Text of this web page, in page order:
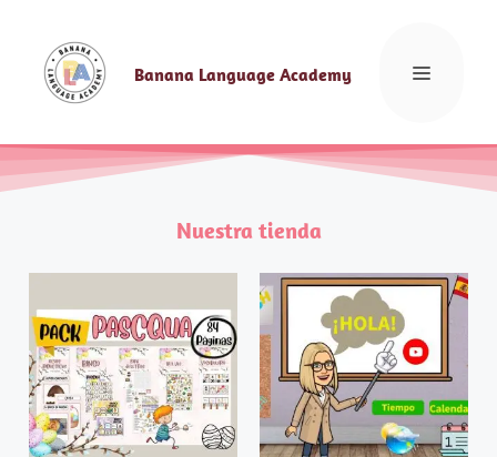
Banana Language Academy
Nuestra tienda